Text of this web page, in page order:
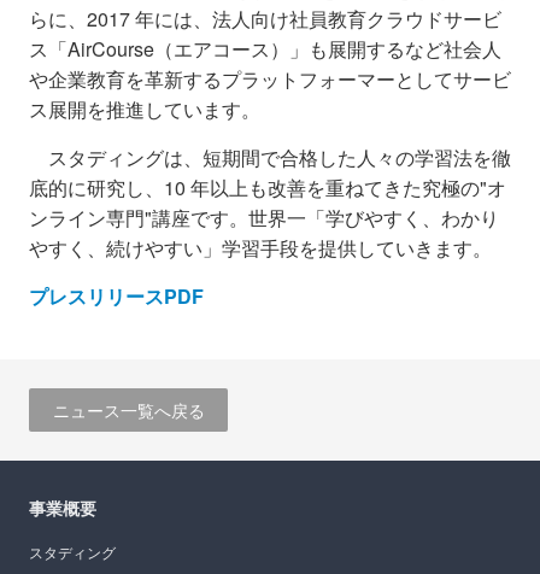
らに、2017 年には、法人向け社員教育クラウドサービ
ス「AirCourse（エアコース）」も展開するなど社会人
や企業教育を革新するプラットフォーマーとしてサービ
ス展開を推進しています。
スタディングは、短期間で合格した人々の学習法を徹
底的に研究し、10 年以上も改善を重ねてきた究極の"オ
ンライン専門"講座です。世界一「学びやすく、わかり
やすく、続けやすい」学習手段を提供していきます。
プレスリリースPDF
ニュース一覧へ戻る
事業概要
スタディング